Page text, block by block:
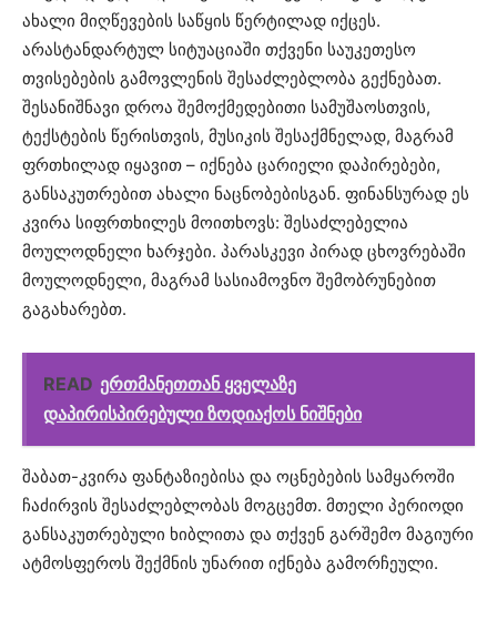
ახალი მიღწევების საწყის წერტილად იქცეს.
არასტანდარტულ სიტუაციაში თქვენი საუკეთესო
თვისებების გამოვლენის შესაძლებლობა გექნებათ.
შესანიშნავი დროა შემოქმედებითი სამუშაოსთვის,
ტექსტების წერისთვის, მუსიკის შესაქმნელად, მაგრამ
ფრთხილად იყავით – იქნება ცარიელი დაპირებები,
განსაკუთრებით ახალი ნაცნობებისგან. ფინანსურად ეს
კვირა სიფრთხილეს მოითხოვს: შესაძლებელია
მოულოდნელი ხარჯები. პარასკევი პირად ცხოვრებაში
მოულოდნელი, მაგრამ სასიამოვნო შემობრუნებით
გაგახარებთ.
READ ერთმანეთთან ყველაზე
დაპირისპირებული ზოდიაქოს ნიშნები
შაბათ-კვირა ფანტაზიებისა და ოცნებების სამყაროში
ჩაძირვის შესაძლებლობას მოგცემთ. მთელი პერიოდი
განსაკუთრებული ხიბლითა და თქვენ გარშემო მაგიური
ატმოსფეროს შექმნის უნარით იქნება გამორჩეული.